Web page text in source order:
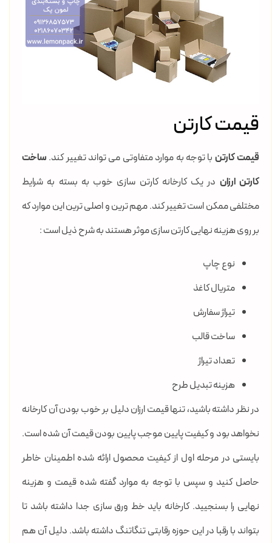
قیمت کارتن
قیمت کارتن با توجه به موارد متفاوتی می تواند تغییر کند. ساخت
کارتن ارزان در یک کارخانه کارتن سازی خوب به بسته به شرایط
مختلفی ممکن است تغییر کند. مهم ترین و اصلی ترین این موارد که
بر روی هزینه نهایی کارتن سازی موثر هستند به شرح ذیل است :
نوع چاپ
متریال کاغذ
تیراژ سفارش
ساخت قالب
تعداد تیراژ
هزینه تبدیل طرح
در نظر داشته باشید، تنها قیمت ارزان دلیل بر خوب بودن آن کارخانه
نخواهد بود و کیفیت پایین موجب پایین بودن قیمت آن شده است.
بایستی در مرحله اول از کیفیت محصول ارائه شده اطمینان خاطر
حاصل کنید و سپس با توجه به موارد گفته شده قیمت و هزینه
نهایی را بسنجیید. کارخانه باید خط ورق سازی جدا داشته باشد تا
بتواند با رقبا در این حوزه رقابتی تنگاتنگ داشته باشد. دلیل آن هم